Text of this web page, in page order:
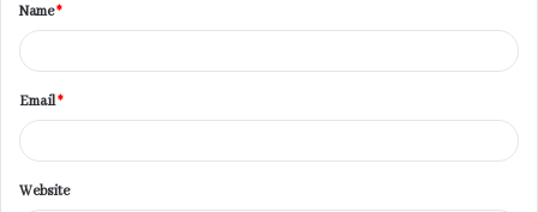
*Name*
Email*
Website